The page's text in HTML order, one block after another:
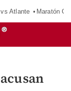
Atlante Maratón